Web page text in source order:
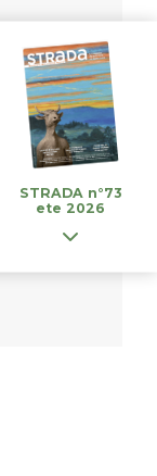
rosiers
STRADA n°73
ete 2026